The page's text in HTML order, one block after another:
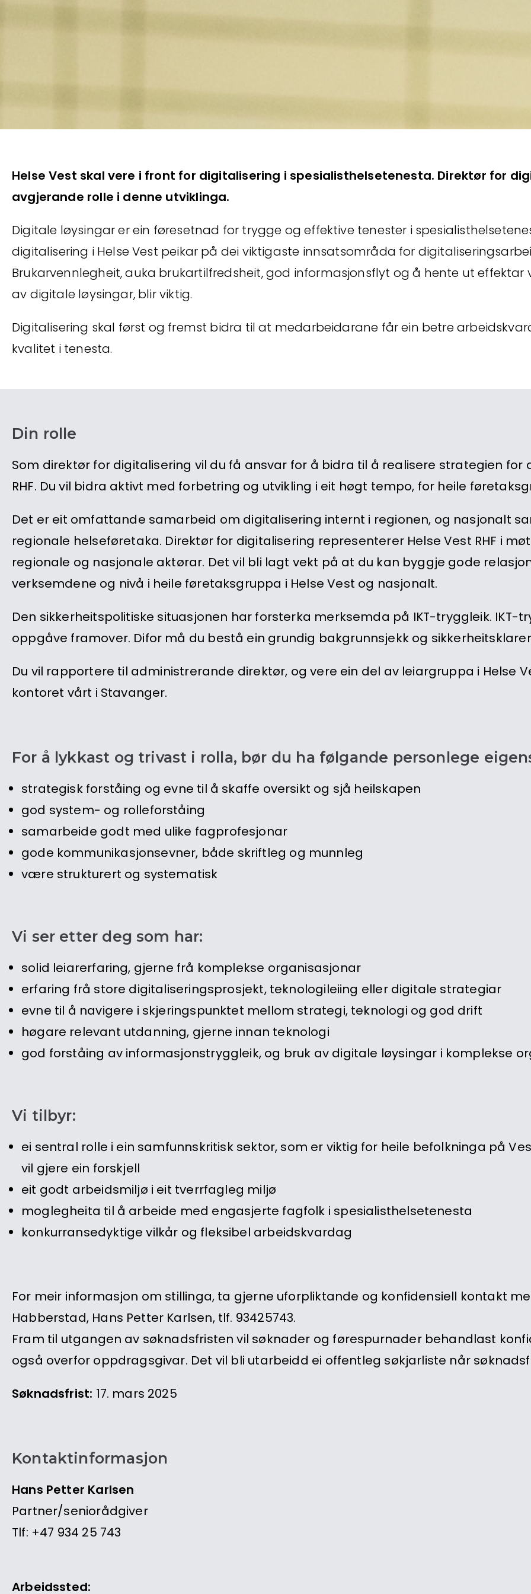
Helse Vest skal vere i front for digitalisering i spesialisthelsetenesta. Direktør for
avgjerande rolle i denne utviklinga.
Digitale løysingar er ein føresetnad for trygge og effektive tenester i
digitalisering i Helse Vest peikar på dei viktigaste innsatsområda for
Brukarvennlegheit, auka brukartilfredsheit, god informasjonsflyt og å hente ut
av digitale løysingar, blir viktig.
Digitalisering skal først og fremst bidra til at medarbeidarane får ein betre
kvalitet i tenesta.
Din rolle
Som direktør for digitalisering vil du få ansvar for å bidra til å realisere strategien for
RHF. Du vil bidra aktivt med forbetring og utvikling i eit høgt tempo, for heile
Det er eit omfattande samarbeid om digitalisering internt i regionen, og nasjonalt
regionale helseføretaka. Direktør for digitalisering representerer Helse Vest RHF i
regionale og nasjonale aktørar. Det vil bli lagt vekt på at du kan byggje gode
verksemdene og nivå i heile føretaksgruppa i Helse Vest og nasjonalt.
Den sikkerheitspolitiske situasjonen har forsterka merksemda på IKT-tryggleik. IKT-
oppgåve framover. Difor må du bestå ein grundig bakgrunnsjekk og
Du vil rapportere til administrerande direktør, og vere ein del av leiargruppa i Helse
kontoret vårt i Stavanger.
For å lykkast og trivast i rolla, bør du ha følgande personlege
strategisk forståing og evne til å skaffe oversikt og sjå heilskapen
god system- og rolleforståing
samarbeide godt med ulike fagprofesjonar
gode kommunikasjonsevner, både skriftleg og munnleg
være strukturert og systematisk
Vi ser etter deg som har:
solid leiarerfaring, gjerne frå komplekse organisasjonar
erfaring frå store digitaliseringsprosjekt, teknologileiing eller digitale strategiar
evne til å navigere i skjeringspunktet mellom strategi, teknologi og god drift
høgare relevant utdanning, gjerne innan teknologi
god forståing av informasjonstryggleik, og bruk av digitale løysingar i komplekse
Vi tilbyr:
ei sentral rolle i ein samfunnskritisk sektor, som er viktig for heile befolkninga på
vil gjere ein forskjell
eit godt arbeidsmiljø i eit tverrfagleg miljø
moglegheita til å arbeide med engasjerte fagfolk i spesialisthelsetenesta
konkurransedyktige vilkår og fleksibel arbeidskvardag
For meir informasjon om stillinga, ta gjerne uforpliktande og konfidensiell kontakt
Habberstad, Hans Petter Karlsen, tlf. 93425743.
Fram til utgangen av søknadsfristen vil søknader og førespurnader behandlast
også overfor oppdragsgivar. Det vil bli utarbeidd ei offentleg søkjarliste når
Søknadsfrist: 17. mars 2025
Kontaktinformasjon
Hans Petter Karlsen
Partner/seniorådgiver
Tlf: +47 934 25 743
Arbeidssted: